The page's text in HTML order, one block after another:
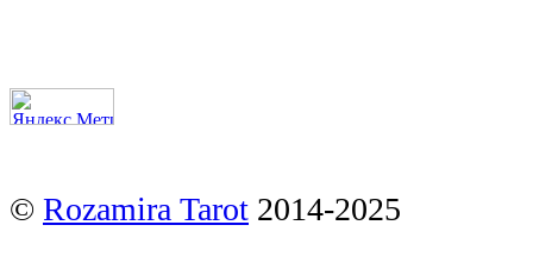
© Rozamira Tarot 2014-2025